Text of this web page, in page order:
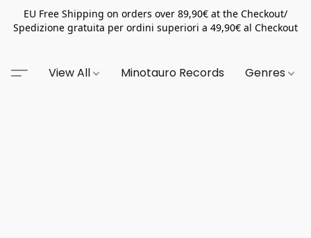
EU Free Shipping on orders over 89,90€ at the Checkout/
Spedizione gratuita per ordini superiori a 49,90€ al Checkout
View All Minotauro Records Genres